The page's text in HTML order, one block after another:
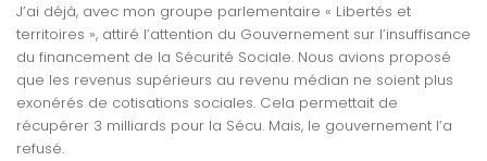
J’ai déjà, avec mon groupe parlementaire « Libertés et
territoires », attiré l’attention du Gouvernement sur l’insuffisance
du financement de la Sécurité Sociale. Nous avions proposé
que les revenus supérieurs au revenu médian ne soient plus
exonérés de cotisations sociales. Cela permettait de
récupérer 3 milliards pour la Sécu. Mais, le gouvernement l’a
refusé.